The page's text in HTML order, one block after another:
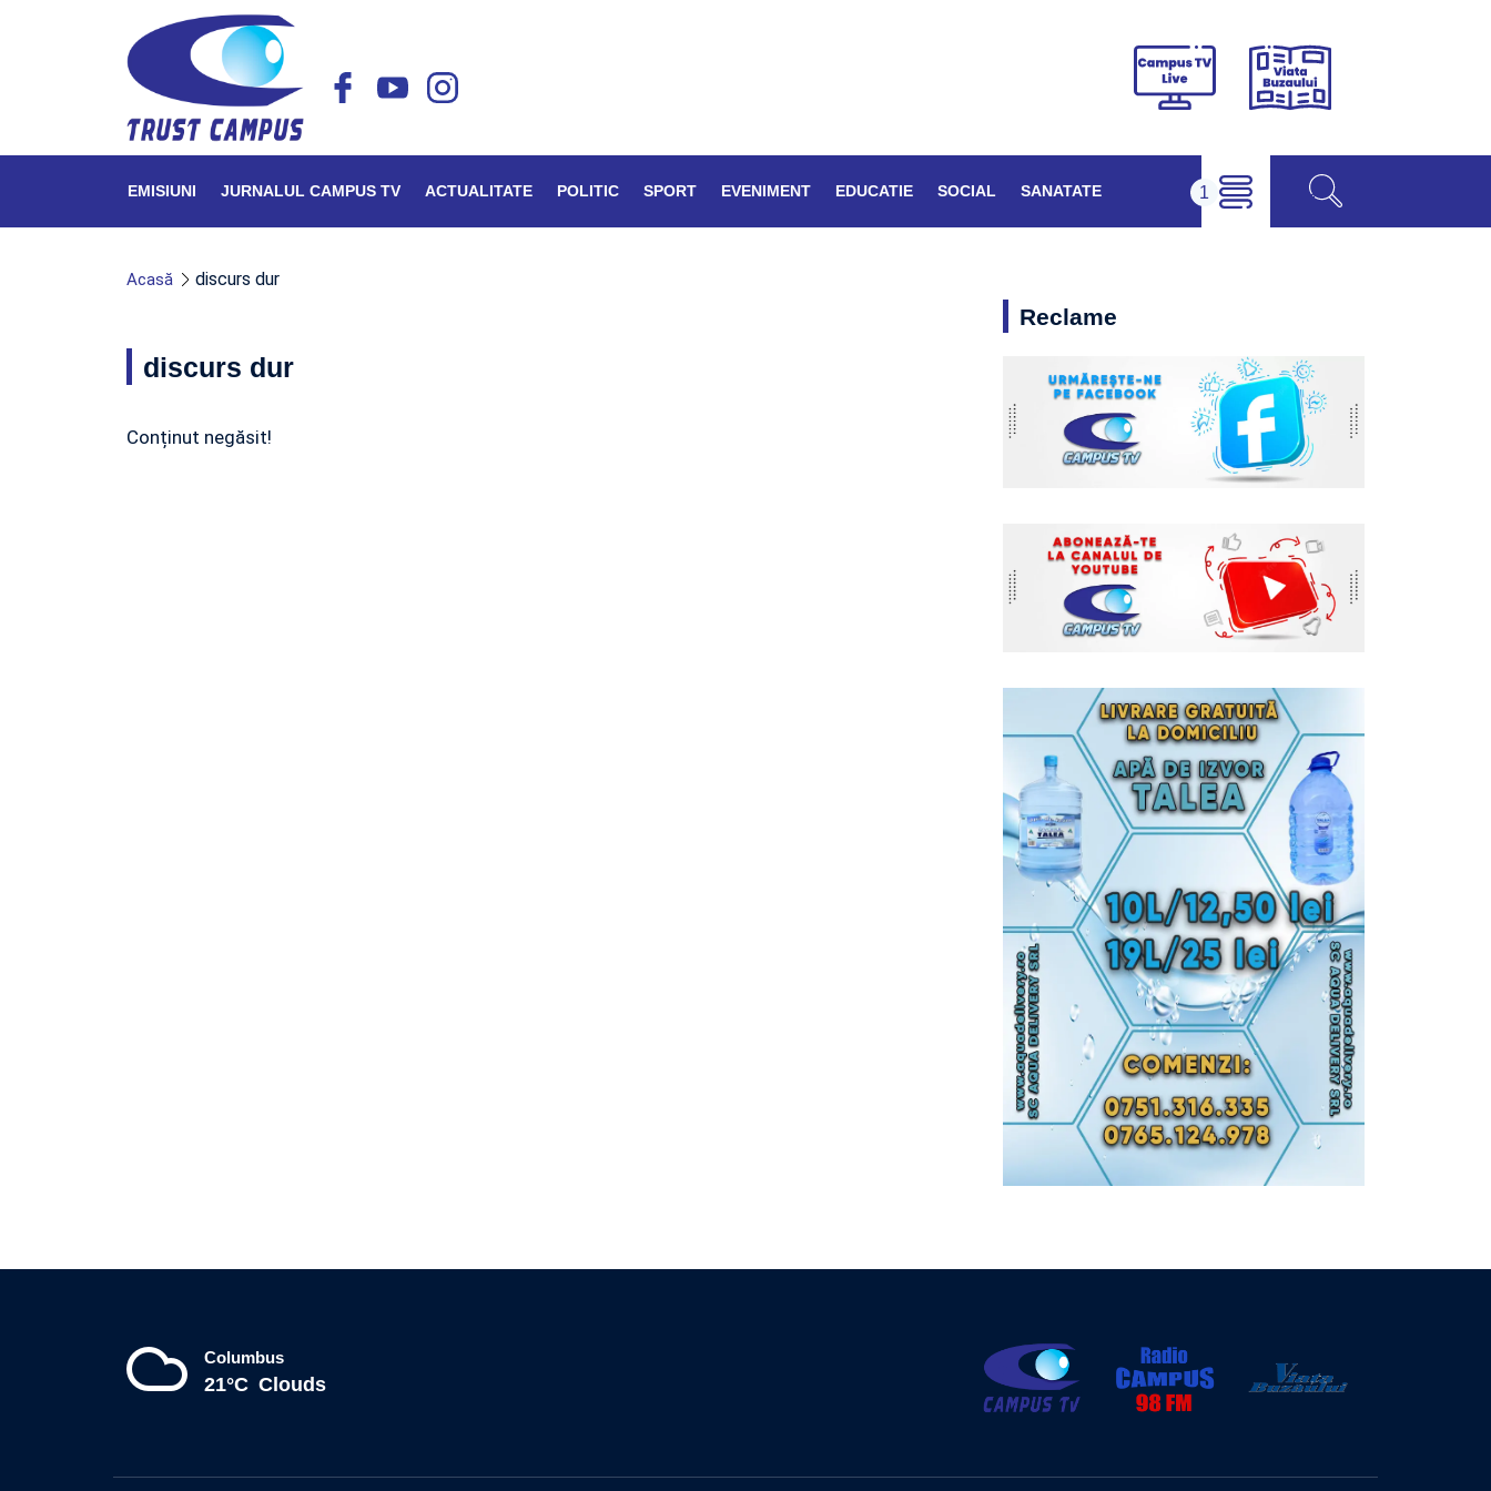
Campus
Viața
EMISIUNI JURNALUL CAMPUS TV ACTUALITATE POLITIC SPORT EVENIMENT EDUCATIE SOCIAL SANATATE
Acasă discurs dur
discurs dur
Conținut negăsit!
Reclame
Columbus
21°C Clouds